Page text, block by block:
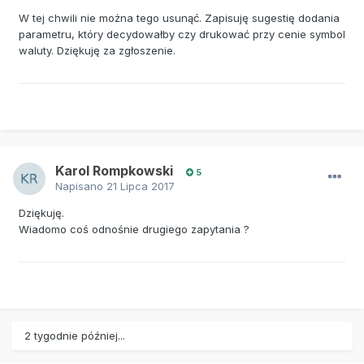
W tej chwili nie można tego usunąć. Zapisuję sugestię dodania
parametru, który decydowałby czy drukować przy cenie symbol
waluty. Dziękuję za zgłoszenie.
Karol Rompkowski 5
Napisano 21 Lipca 2017
Dziękuję.
Wiadomo coś odnośnie drugiego zapytania ?
2 tygodnie później...